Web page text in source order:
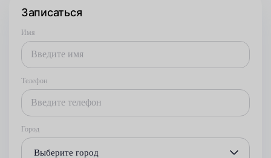
Записаться
Имя
Телефон
Город
Выберите город